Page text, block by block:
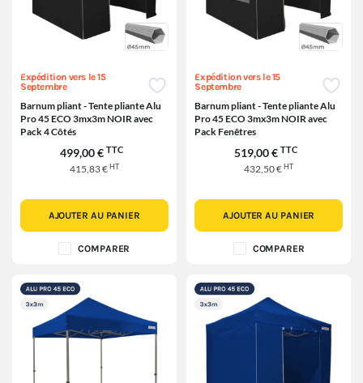
Expédition vers le 15
Septembre
Barnum pliant - Tente pliante Alu
Pro 45 ECO 3mx3m NOIR avec
Pack 4 Côtés
499,00 € TTC
415,83 €HT
AJOUTER AU PANIER
COMPARER
Expédition vers le 15
Septembre
Barnum pliant - Tente pliante Alu
Pro 45 ECO 3mx3m NOIR avec
Pack Fenêtres
519,00 € TTC
432,50 €HT
AJOUTER AU PANIER
COMPARER